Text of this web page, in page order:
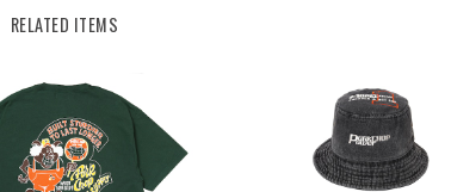
RELATED ITEMS